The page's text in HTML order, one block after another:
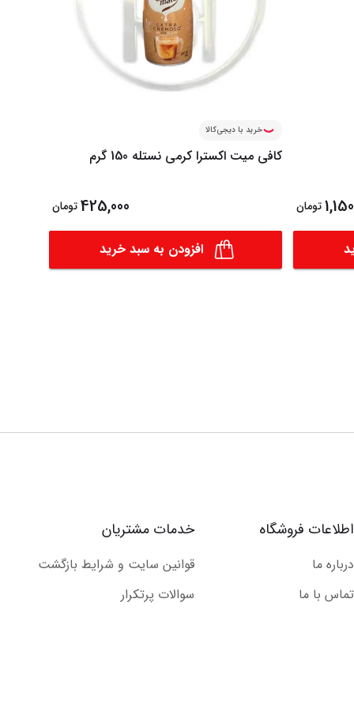
تومان
خرید با دیجی‌کالا
کافی میت اکسترا کرمی نستله 150 گرم
425,000تومان
افزودن به سبد خرید
اطلاعات فروشگاه
درباره ما
تماس با ما
خدمات مشتریان
قوانین سایت و شرایط بازگشت
سوالات پرتکرار